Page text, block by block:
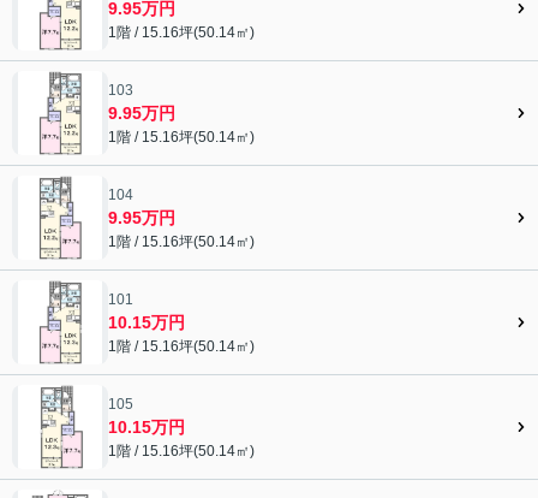
9.95万円
1階 / 15.16坪(50.14㎡)
103
9.95万円
1階 / 15.16坪(50.14㎡)
104
9.95万円
1階 / 15.16坪(50.14㎡)
101
10.15万円
1階 / 15.16坪(50.14㎡)
105
10.15万円
1階 / 15.16坪(50.14㎡)